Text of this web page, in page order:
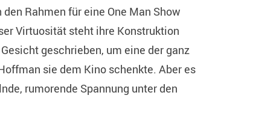
Rahmen für eine One Man Show
Virtuosität steht ihre Konstruktion
geschrieben, um eine der ganz
sie dem Kino schenkte. Aber es
rumorende Spannung unter den